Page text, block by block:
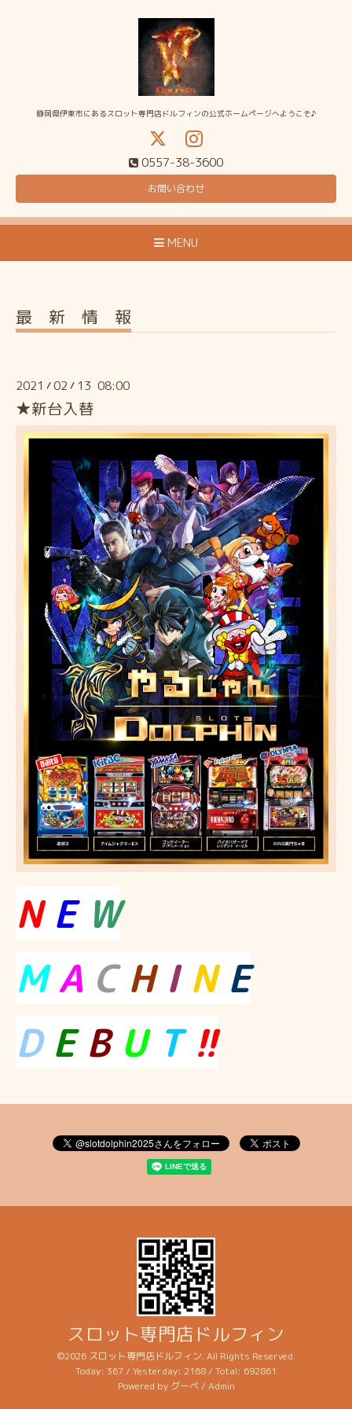
静岡県伊東市にあるスロット専門店ドルフィンの公式ホームページへようこそ♪
0557-38-3600
お問い合わせ
MENU
最 新 情 報
2021 /02 / 13 08:00
★新台入替
N E W
M A C H I N E
D E B U T!!
スロット専門店ドルフィン
©2026 スロット専門店ドルフィン. All Rights Reserved.
Today: 367/ Yesterday: 2168/ Total: 692861
Powered by グーペ / Admin